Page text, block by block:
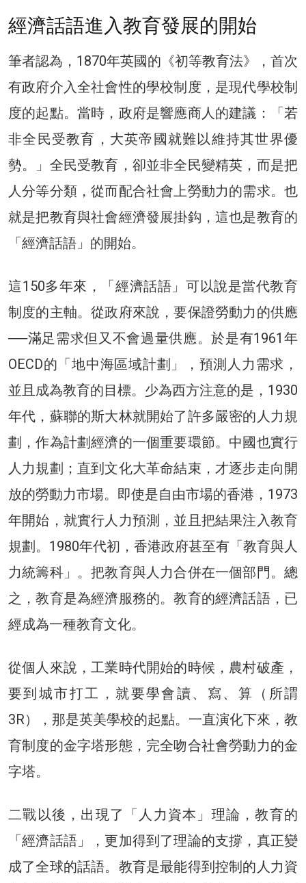
經濟話語進入教育發展的開始
筆者認為，1870年英國的《初等教育法》，首次
有政府介入全社會性的學校制度，是現代學校制
度的起點。當時，政府是響應商人的建議：「若
非全民受教育，大英帝國就難以維持其世界優
勢。」全民受教育，卻並非全民變精英，而是把
人分等分類，從而配合社會上勞動力的需求。也
就是把教育與社會經濟發展掛鈎，這也是教育的
「經濟話語」的開始。
這150多年來，「經濟話語」可以說是當代教育
制度的主軸。從政府來說，要保證勞動力的供應
──滿足需求但又不會過量供應。於是有1961年
OECD的「地中海區域計劃」，預測人力需求，
並且成為教育的目標。少為西方注意的是，1930
年代，蘇聯的斯大林就開始了許多嚴密的人力規
劃，作為計劃經濟的一個重要環節。中國也實行
人力規劃；直到文化大革命結束，才逐步走向開
放的勞動力市場。即使是自由市場的香港，1973
年開始，就實行人力預測，並且把結果注入教育
規劃。1980年代初，香港政府甚至有「教育與人
力統籌科」。把教育與人力合併在一個部門。總
之，教育是為經濟服務的。教育的經濟話語，已
經成為一種教育文化。
從個人來說，工業時代開始的時候，農村破產，
要到城市打工，就要學會讀、寫、算（所謂
3R），那是英美學校的起點。一直演化下來，教
育制度的金字塔形態，完全吻合社會勞動力的金
字塔。
二戰以後，出現了「人力資本」理論，教育的
「經濟話語」，更加得到了理論的支撐，真正變
成了全球的話語。教育是最能得到控制的人力資